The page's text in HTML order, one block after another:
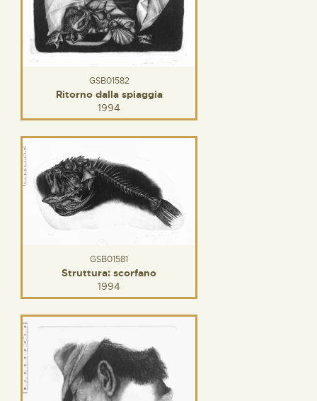
GSB01582
Ritorno dalla spiaggia
1994
GSB01581
Struttura: scorfano
1994